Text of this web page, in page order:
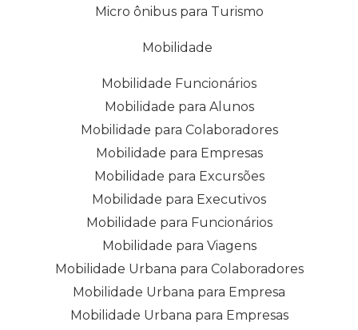
Micro ônibus para Turismo
Mobilidade
Mobilidade Funcionários
Mobilidade para Alunos
Mobilidade para Colaboradores
Mobilidade para Empresas
Mobilidade para Excursões
Mobilidade para Executivos
Mobilidade para Funcionários
Mobilidade para Viagens
Mobilidade Urbana para Colaboradores
Mobilidade Urbana para Empresa
Mobilidade Urbana para Empresas